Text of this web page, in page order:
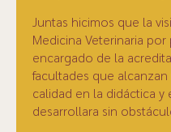
Juntas hicimos que la
Medicina Veterinaria
encargado de la
facultades que
calidad en la didáctica
desarrollara sin